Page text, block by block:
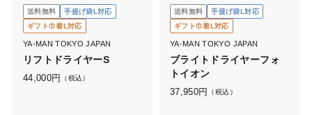
送料無料
手提げ袋L対応
ギフト巾着L対応
YA-MAN TOKYO JAPAN
リフトドライヤーS
44,000円 （税込）
送料無料
手提げ袋L対応
ギフト巾着L対応
YA-MAN TOKYO JAPAN
ブライトドライヤーフォ
トイオン
37,950円 （税込）